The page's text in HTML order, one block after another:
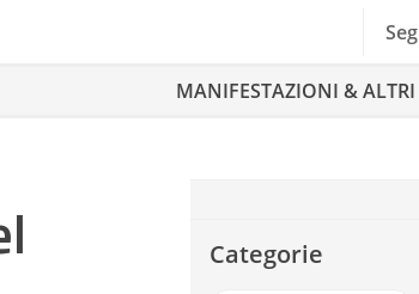
MANIFESTAZIONI & ALTRI
Categorie